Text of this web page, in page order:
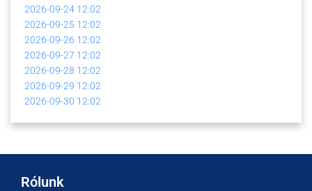
2026-09-24 12:02
2026-09-25 12:02
2026-09-26 12:02
2026-09-27 12:02
2026-09-28 12:02
2026-09-29 12:02
2026-09-30 12:02
Rólunk